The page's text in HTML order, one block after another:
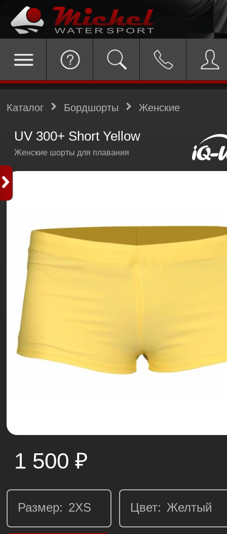
Каталог Бордшорты Женские
UV 300+ Short Yellow
Женские шорты для плавания
1 500 ₽
Размер: Цвет: